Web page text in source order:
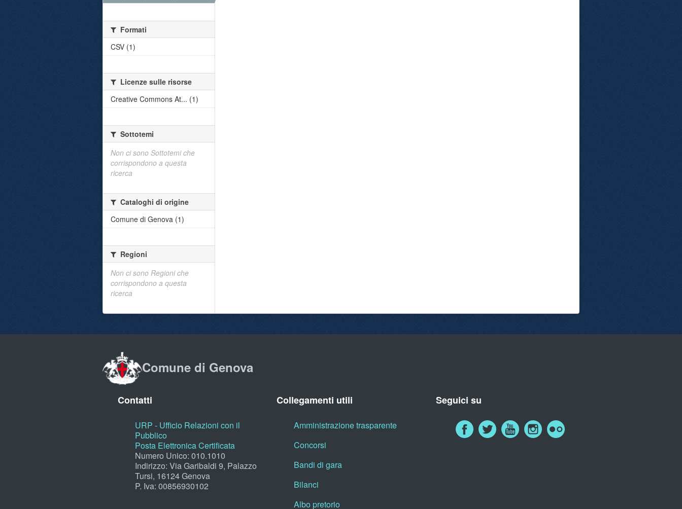
Formati
CSV (1)
Licenze sulle risorse
Creative Commons At... (1)
Sottotemi
Non ci sono Sottotemi che
corrispondono a questa
ricerca
Cataloghi di origine
Comune di Genova (1)
Regioni
Non ci sono Regioni che
corrispondono a questa
ricerca
Comune di Genova
Contatti
URP - Ufficio Relazioni con il
Pubblico
Posta Elettronica Certificata
Numero Unico: 010.1010
Indirizzo: Via Garibaldi 9, Palazzo
Tursi, 16124 Genova
P. Iva: 00856930102
Collegamenti utili
Amministrazione trasparente
Concorsi
Bandi di gara
Bilanci
Albo pretorio
Seguici su